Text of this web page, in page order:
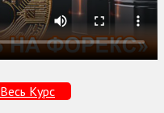
Весь Курс